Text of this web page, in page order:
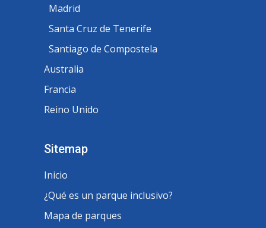
Madrid
Santa Cruz de Tenerife
Santiago de Compostela
Australia
Francia
Reino Unido
Sitemap
Inicio
¿Qué es un parque inclusivo?
Mapa de parques